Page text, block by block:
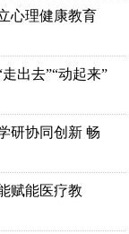
心理健康教育
出去”“动起来”
研协同创新 畅
赋能医疗教